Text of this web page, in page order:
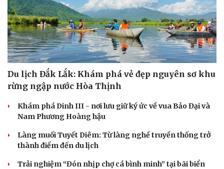
Cải chính
Du lịch Đắk Lắk: Khám phá vẻ đẹp nguyên sơ khu
rừng ngập nước Hòa Thịnh
Khám phá Dinh III - nơi lưu giữ ký ức về vua Bảo Đại và
Nam Phương Hoàng hậu
Làng muối Tuyết Diêm: Từ làng nghề truyền thống trở
thành điểm đến du lịch
Trải nghiệm “Đón nhịp chợ cá bình minh” tại bãi biển